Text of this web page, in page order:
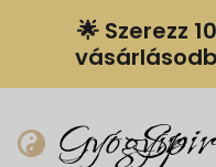
🌟 Szerezz
Gyógyír